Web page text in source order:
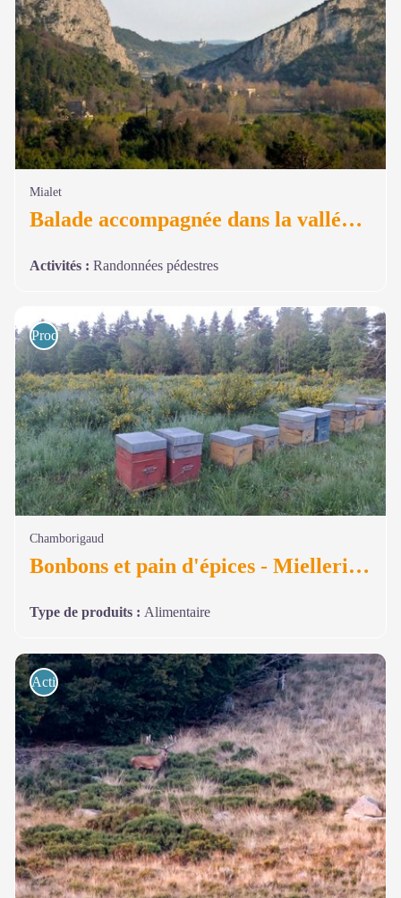
Mialet
Balade accompagnée dans la vallée des Camisards
Activités : Randonnées pédestres
Produits du terroir
Chamborigaud
Bonbons et pain d'épices - Mielleries des Bories
Type de produits : Alimentaire
Activités de pleine nature